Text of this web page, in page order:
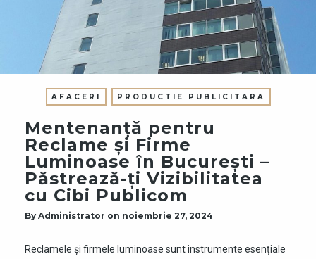
AFACERI PRODUCTIE PUBLICITARA
Mentenanță pentru
Reclame și Firme
Luminoase în București –
Păstrează-ți Vizibilitatea
cu Cibi Publicom
By Administrator on noiembrie 27, 2024
Reclamele și firmele luminoase sunt instrumente esențiale